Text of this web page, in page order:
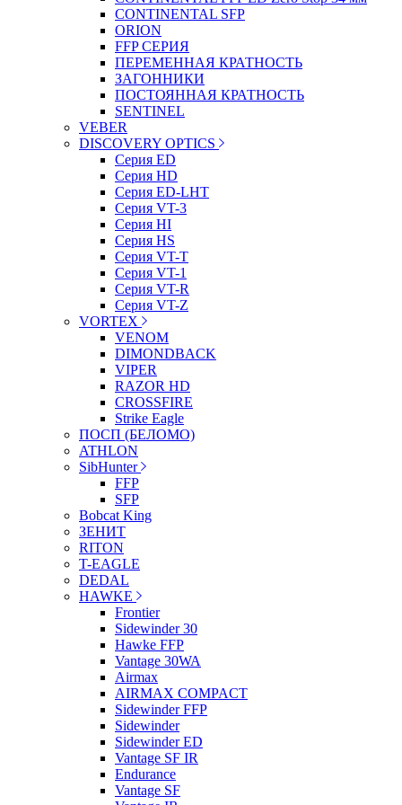
CONTINENTAL SFP
ORION
FFP СЕРИЯ
ПЕРЕМЕННАЯ КРАТНОСТЬ
ЗАГОННИКИ
ПОСТОЯННАЯ КРАТНОСТЬ
SENTINEL
VEBER
DISCOVERY OPTICS
Серия ED
Серия HD
Серия ED-LHT
Серия VT-3
Серия HI
Серия HS
Серия VT-T
Серия VT-1
Серия VT-R
Серия VT-Z
VORTEX
VENOM
DIMONDBACK
VIPER
RAZOR HD
CROSSFIRE
Strike Eagle
ПОСП (БЕЛОМО)
ATHLON
SibHunter
FFP
SFP
Bobcat King
ЗЕНИТ
RITON
T-EAGLE
DEDAL
HAWKE
Frontier
Sidewinder 30
Hawke FFP
Vantage 30WA
Airmax
AIRMAX COMPACT
Sidewinder FFP
Sidewinder
Sidewinder ED
Vantage SF IR
Endurance
Vantage SF